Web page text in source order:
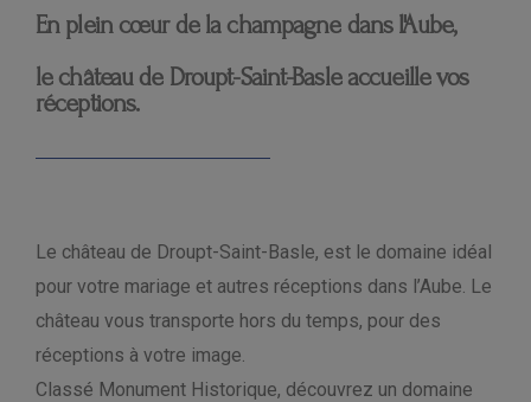
En plein cœur de la champagne dans l'Aube,
le château de Droupt-Saint-Basle accueille vos
réceptions.
Le château de Droupt-Saint-Basle, est le domaine idéal
pour votre mariage et autres réceptions dans l’Aube. Le
château vous transporte hors du temps, pour des
réceptions à votre image.
Classé Monument Historique, découvrez un domaine